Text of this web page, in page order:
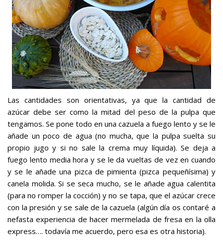
Las cantidades son orientativas, ya que la cantidad de
azúcar debe ser como la mitad del peso de la pulpa que
tengamos. Se pone todo en una cazuela a fuego lento y se le
añade un poco de agua (no mucha, que la pulpa suelta su
propio jugo y si no sale la crema muy líquida). Se deja a
fuego lento media hora y se le da vueltas de vez en cuando
y se le añade una pizca de pimienta (pizca pequeñísima) y
canela molida. Si se seca mucho, se le añade agua calentita
(para no romper la cocción) y no se tapa, que el azúcar crece
con la presión y se sale de la cazuela (algún día os contaré a
nefasta experiencia de hacer mermelada de fresa en la olla
express…. todavía me acuerdo, pero esa es otra historia).